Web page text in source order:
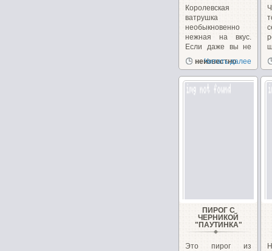
Королевская
ватрушка
необыкновенно
нежная на вкус.
Если даже вы не
любите творог...
неизвестно
Читать далее
ПИРОГ С
ЧЕРНИКОЙ
"ПАУТИНКА"
Это пирог из